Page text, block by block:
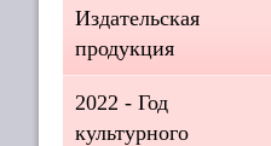
Издательская
продукция
2022 - Год
культурного